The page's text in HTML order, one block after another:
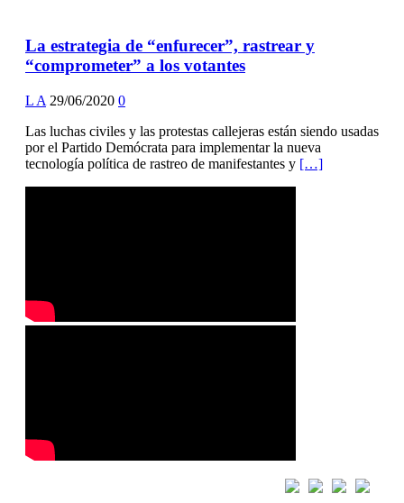
La estrategia de “enfurecer”, rastrear y
“comprometer” a los votantes
L A 29/06/2020 0
Las luchas civiles y las protestas callejeras están siendo usadas
por el Partido Demócrata para implementar la nueva
tecnología política de rastreo de manifestantes y […]